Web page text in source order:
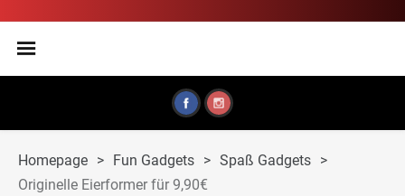
Homepage > Fun Gadgets > Spaß Gadgets >
Originelle Eierformer für 9,90€